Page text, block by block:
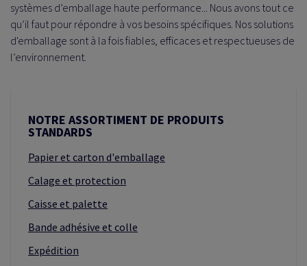
systèmes d’emballage haute performance... Nous avons tout ce
qu’il faut pour répondre à vos besoins spécifiques. Nos solutions
d'emballage sont à la fois fiables, efficaces et respectueuses de
l’environnement.
NOTRE ASSORTIMENT DE PRODUITS
STANDARDS
Papier et carton d'emballage
Calage et protection
Caisse et palette
Bande adhésive et colle
Expédition